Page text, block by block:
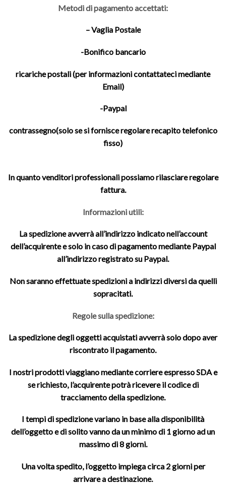
Metodi di pagamento accettati:
– Vaglia Postale
-Bonifico bancario
ricariche postali (per informazioni contattateci mediante
Email)
-Paypal
contrassegno(solo se si fornisce regolare recapito telefonico
fisso)
In quanto venditori professionali possiamo rilasciare regolare
fattura.
Informazioni utili:
La spedizione avverrà all’indirizzo indicato nell’account
dell’acquirente e solo in caso di pagamento mediante Paypal
all’indirizzo registrato su Paypal.
Non saranno effettuate spedizioni a indirizzi diversi da quelli
sopracitati.
Regole sulla spedizione:
La spedizione degli oggetti acquistati avverrà solo dopo aver
riscontrato il pagamento.
I nostri prodotti viaggiano mediante corriere espresso SDA e
se richiesto, l’acquirente potrà ricevere il codice di
tracciamento della spedizione.
I tempi di spedizione variano in base alla disponibilità
dell’oggetto e di solito vanno da un minimo di 1 giorno ad un
massimo di 8 giorni.
Una volta spedito, l’oggetto impiega circa 2 giorni per
arrivare a destinazione.